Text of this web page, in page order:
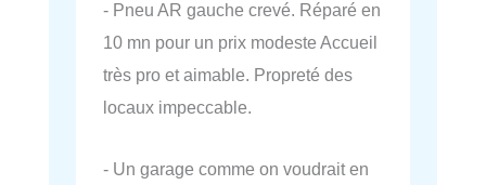
- Pneu AR gauche crevé. Réparé en
10 mn pour un prix modeste Accueil
très pro et aimable. Propreté des
locaux impeccable.
- Un garage comme on voudrait en